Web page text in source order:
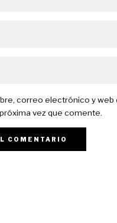
correo electrónico y web
vez que comente.